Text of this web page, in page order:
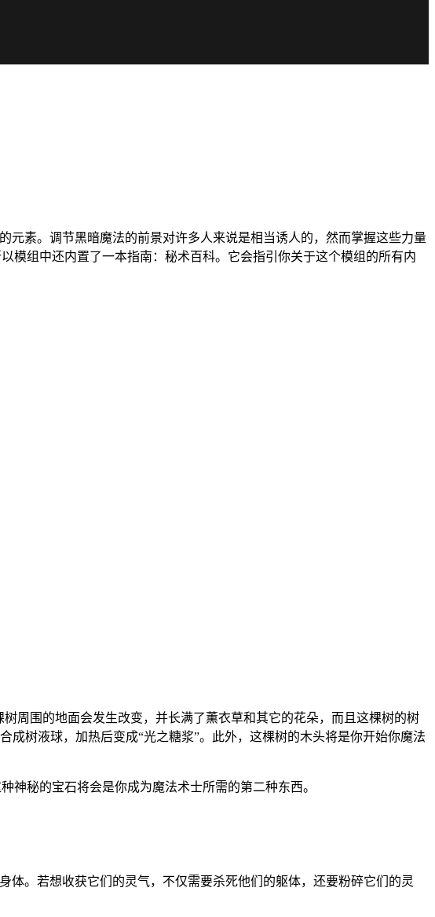
元素。调节黑暗魔法的前景对许多人来说是相当诱人的，然而掌握这些力量
模组中还内置了一本指南：秘术百科。它会指引你关于这个模组的所有内
周围的地面会发生改变，并长满了薰衣草和其它的花朵，而且这棵树的树
树液球，加热后变成“光之糖浆”。此外，这棵树的木头将是你开始你魔法
神秘的宝石将会是你成为魔法术士所需的第二种东西。
体。若想收获它们的灵气，不仅需要杀死他们的躯体，还要粉碎它们的灵